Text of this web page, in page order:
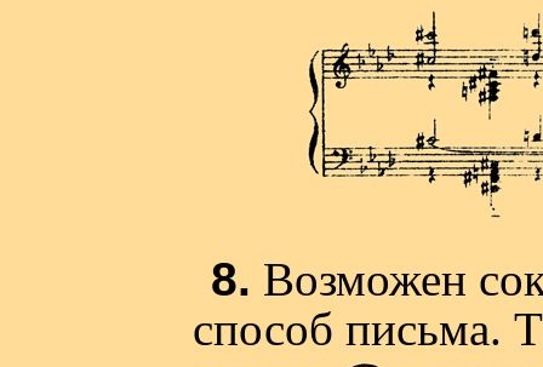
8. Возможен
способ письма.